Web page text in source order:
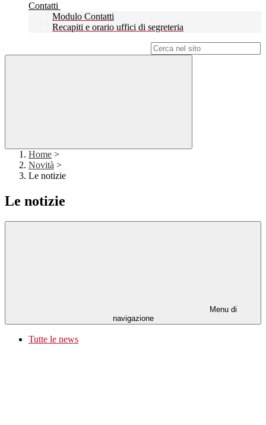
Contatti
Modulo Contatti
Recapiti e orario uffici di segreteria
Home >
Novità >
Le notizie
Le notizie
Menu di
navigazione
Tutte le news